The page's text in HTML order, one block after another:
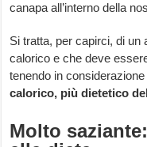
canapa all’interno della
Si tratta, per capirci, di
calorico e che deve
tenendo in
calorico, più dietetico
Molto